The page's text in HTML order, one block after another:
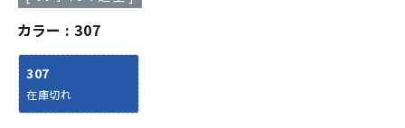
カラー 307
307
在庫切れ